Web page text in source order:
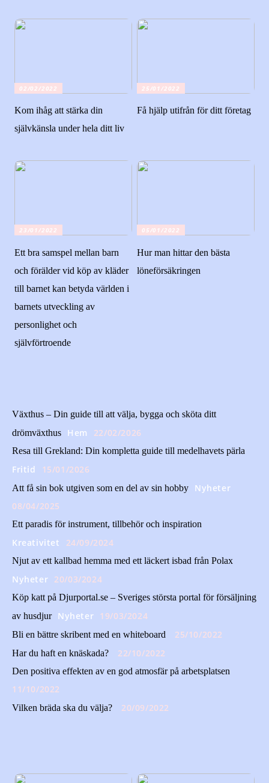
02/02/2022
Kom ihåg att stärka din
självkänsla under hela ditt liv
25/01/2022
Få hjälp utifrån för ditt företag
23/01/2022
Ett bra samspel mellan barn
och förälder vid köp av kläder
till barnet kan betyda världen i
barnets utveckling av
personlighet och
självförtroende
05/01/2022
Hur man hittar den bästa
löneförsäkringen
Växthus – Din guide till att välja, bygga och sköta ditt
drömväxthus
Hem 22/02/2026
Resa till Grekland: Din kompletta guide till medelhavets pärla
Fritid 15/01/2026
Att få sin bok utgiven som en del av sin hobby
Nyheter
08/04/2025
Ett paradis för instrument, tillbehör och inspiration
Kreativitet 24/09/2024
Njut av ett kallbad hemma med ett läckert isbad från Polax
Nyheter 20/03/2024
Köp katt på Djurportal.se – Sveriges största portal för försäljning
av husdjur
Nyheter 19/03/2024
Bli en bättre skribent med en whiteboard 25/10/2022
Har du haft en knäskada? 22/10/2022
Den positiva effekten av en god atmosfär på arbetsplatsen
11/10/2022
Vilken bräda ska du välja? 20/09/2022